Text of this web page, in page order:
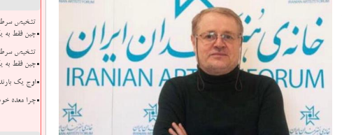
چین فقط به
چین فقط به
اوج یک
چرا معده